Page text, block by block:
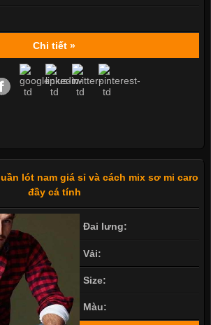
Chi tiết »
lót nam giá sỉ và cách mix sơ mi caro
đầy cá tính
Đai lưng:
Vải:
Size:
Màu: